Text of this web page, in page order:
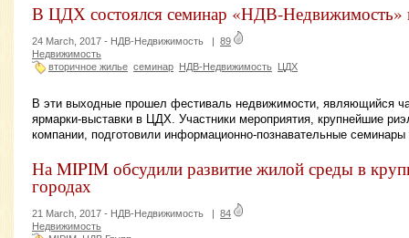
В ЦДХ состоялся семинар «НДВ-
24 March, 2017 - НДВ-Недвижимость | 89
Недвижимость
вторичное жилье семинар НДВ-Недвижимость ЦДХ
В эти выходные прошел фестиваль недвижимости, являющийся
ярмарки-выставки в ЦДХ. Участники мероприятия, крупнейшие
компании, подготовили информационно-познавательные семинары
На MIPIM обсудили развитие жилой среды в
городах
21 March, 2017 - НДВ-Недвижимость | 84
Недвижимость